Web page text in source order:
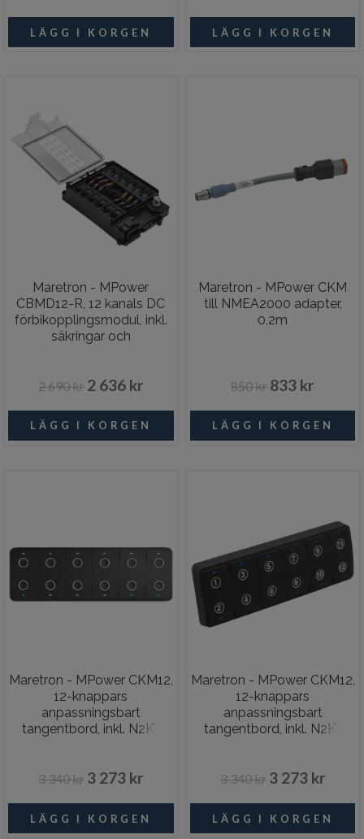
Maretron - MPower
CBMD12-R, 12 kanals DC
förbikopplingsmodul, inkl.
säkringar och
2 690 kr 2 636 kr
Maretron - MPower CKM
till NMEA2000 adapter,
0,2m
850 kr 833 kr
Maretron - MPower CKM12,
12-knappars
anpassningsbart
tangentbord, inkl. N2K-
3 340 kr 3 273 kr
Maretron - MPower CKM12,
12-knappars
anpassningsbart
tangentbord, inkl. N2K-
3 340 kr 3 273 kr